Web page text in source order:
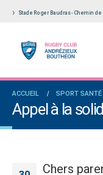
Stade Roger Baudras - Chemin
ACCUEIL SPORT SANTÉ
Appel à la
Chers
en Fédérale 2 et
connaissances et un nouveau
2026